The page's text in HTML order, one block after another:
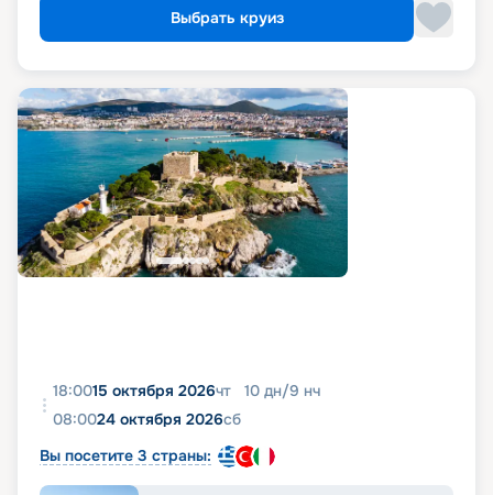
Выбрать круиз
18:0015 октября 2026чт 10 дн/9 нч
08:0024 октября 2026сб
Вы посетите 3 страны: